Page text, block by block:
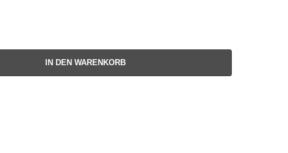
IN DEN WARENKORB